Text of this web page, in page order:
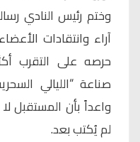
وختم رئيس النادي
آراء وانتقادات
حرصه على التقرب
صناعة “الليالي
واعداً بأن المستقبل
لم يُكتب بعد.